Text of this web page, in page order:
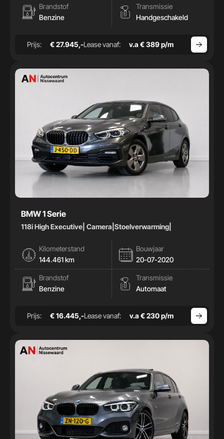
Brandstof
Benzine
Transmissie
Handgeschakeld
Prijs: € 27.945,-Lease vanaf: v.a € 389 p/m
BMW 1 Serie
118i High Executive| Camera|Stoelverwarming|
Kilometerstand
144.461 km
Bouwjaar
20-07-2020
Brandstof
Benzine
Transmissie
Automaat
Prijs: € 16.445,-Lease vanaf: v.a € 230 p/m